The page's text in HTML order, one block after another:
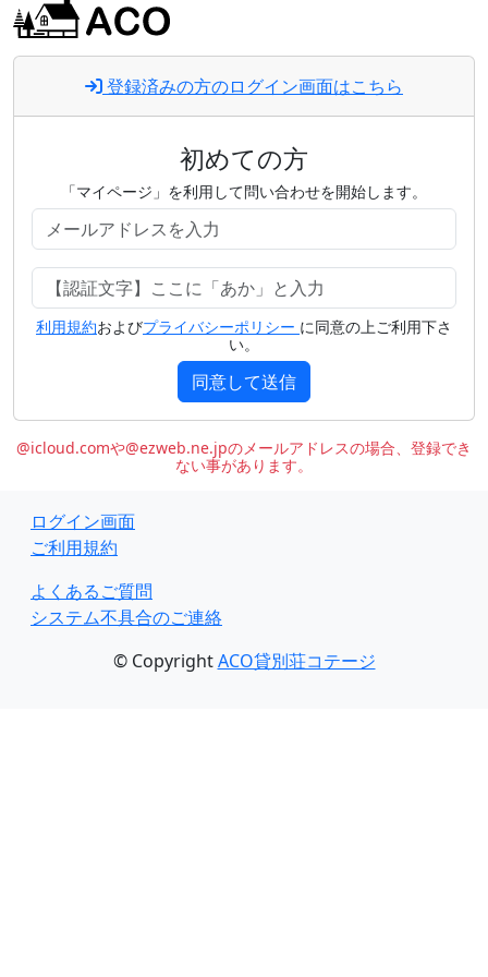
登録済みの方のログイン画面はこちら
初めての方
「マイページ」を利用して問い合わせを開始します。
利用規約およびプライバシーポリシー に同意の上ご利用下さ
い。
同意して送信
@icloud.comや@ezweb.ne.jpのメールアドレスの場合、登録でき
ない事があります。
ログイン画面
ご利用規約
よくあるご質問
システム不具合のご連絡
© CopyrightACO貸別荘コテージ